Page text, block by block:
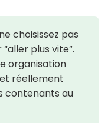
ne choisissez pas
plus vite”.
organisation
réellement
contenants au